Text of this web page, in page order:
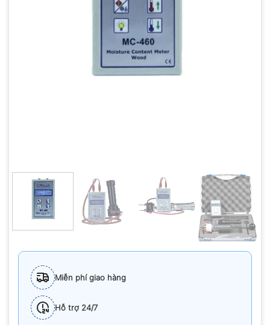
Miễn phí giao hàng
Hỗ trợ 24/7